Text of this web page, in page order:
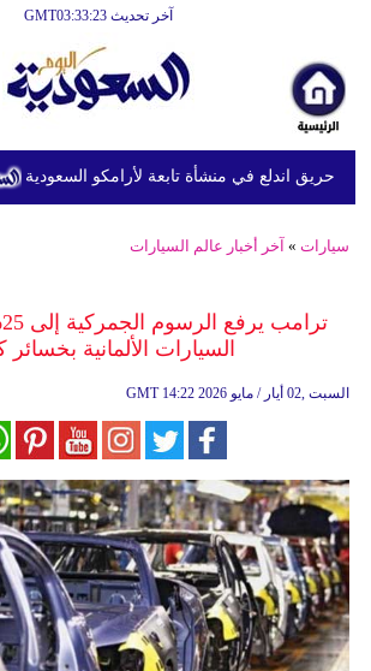
آخر تحديث GMT03:33:23
حريق اندلع في منشأة تابعة لأرامكو السعودية
سيارات » آخر أخبار عالم السيارات
السيارات الألمانية بخسائر
GMT 14:22 2026 السبت ,02 أيار / مايو